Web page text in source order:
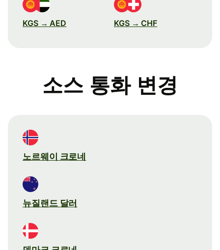
KGS → AED KGS → CHF
소스 통화 변경
노르웨이 크로네
뉴질랜드 달러